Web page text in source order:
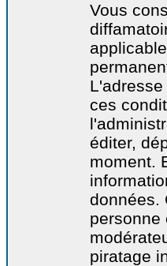
Vous
ces
éditer,
moment.
données.
personne
piratage